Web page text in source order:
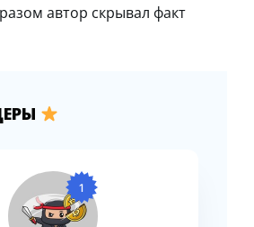
автор скрывал факт
1